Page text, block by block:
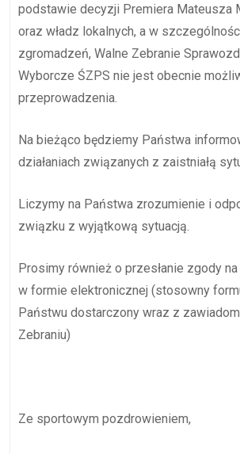
podstawie decyzji Premiera Mateusza
oraz władz lokalnych, a w
zgromadzeń, Walne Zebranie
Wyborcze ŚZPS nie jest obecnie
przeprowadzenia.
Na bieżąco będziemy Państwa
działaniach związanych z zaistniałą
Liczymy na Państwa zrozumienie i
związku z wyjątkową sytuacją.
Prosimy również o przesłanie zgody
w formie elektronicznej (stosowny
Państwu dostarczony wraz z
Zebraniu)
Ze sportowym pozdrowieniem,